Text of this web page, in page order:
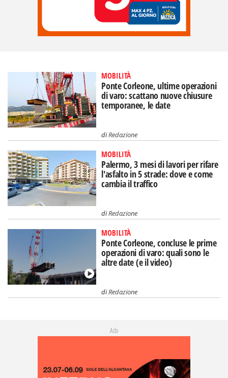
MOBILITÀ
Ponte Corleone, ultime operazioni
di varo: scattano nuove chiusure
temporanee, le date
diRedazione
MOBILITÀ
Palermo, 3 mesi di lavori per rifare
l'asfalto in 5 strade: dove e come
cambia il traffico
diRedazione
MOBILITÀ
Ponte Corleone, concluse le prime
operazioni di varo: quali sono le
altre date (e il video)
diRedazione
Adv